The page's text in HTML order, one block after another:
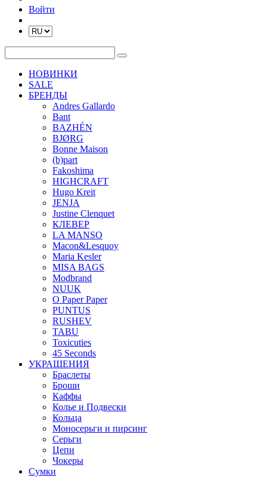
Войти
НОВИНКИ
SALE
БРЕНДЫ
Andres Gallardo
Bant
BAZHÉN
BJØRG
Bonne Maison
(b)part
Fakoshima
HIGHCRAFT
Hugo Kreit
JENJA
Justine Clenquet
КЛЕВЕР
LA MANSO
Macon&Lesquoy
Maria Kesler
MISA BAGS
Modbrand
NUUK
O Paper Paper
PUNTUS
RUSHEV
TABU
Toxicuties
45 Seconds
УКРАШЕНИЯ
Браслеты
Броши
Каффы
Колье и Подвески
Кольца
Моносерьги и пирсинг
Серьги
Цепи
Чокеры
Сумки